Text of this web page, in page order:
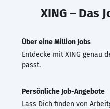
XING – Das
Über eine Million Jobs
Entdecke mit XING genau
passt.
Persönliche Job-Angebote
Lass Dich finden von